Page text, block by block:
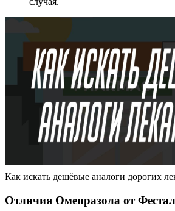
Как искать дешёвые аналоги дорогих
Отличия Омепразола от